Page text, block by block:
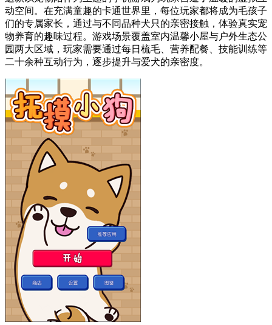
动空间。在充满童趣的卡通世界里，每位玩家都将成为毛孩子
们的专属家长，通过与不同品种犬只的亲密接触，体验真实宠
物养育的趣味过程。游戏场景覆盖室内温馨小屋与户外生态公
园两大区域，玩家需要通过每日梳毛、营养配餐、技能训练等
二十余种互动行为，逐步提升与爱犬的亲密度。